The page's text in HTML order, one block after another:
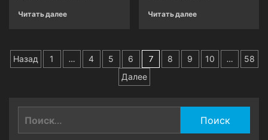
Читать далее Читать далее
Пагинация
Назад 1 … 4 5 6 7 8 9 10 …
58
Далее